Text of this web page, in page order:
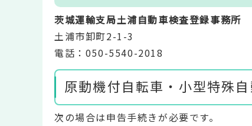
茨城運輸支局土浦自動車検査登録事務所
土浦市卸町2-1-3
電話：050-5540-2018
原動機付自転車・小型特殊
次の場合は申告手続きが必要です。